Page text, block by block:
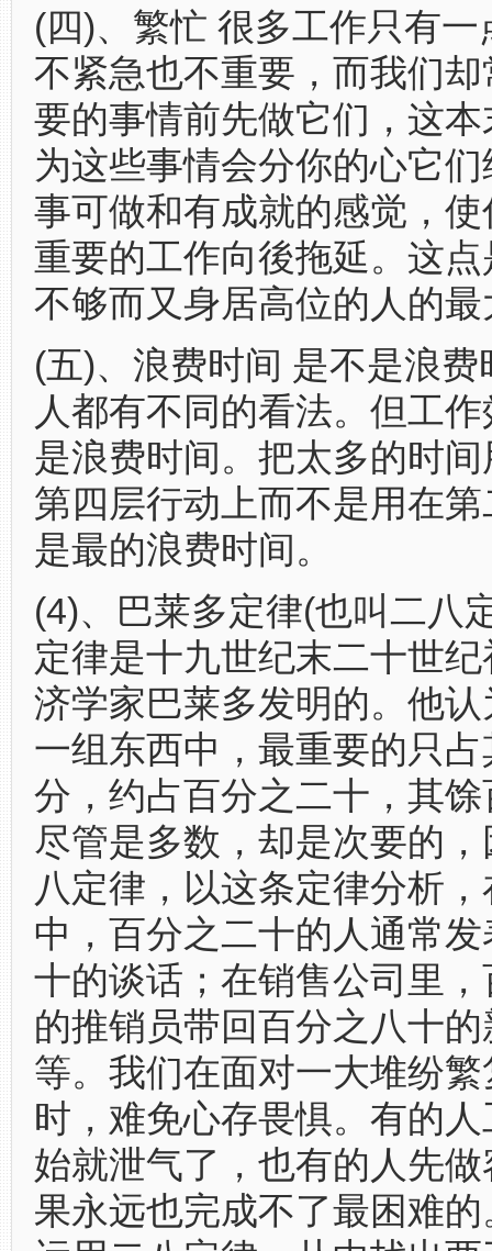
(四)、繁忙 很多工作只有一
不紧急也不重要，而我们
要的事情前先做它们，这
为这些事情会分你的心它
事可做和有成就的感觉，
重要的工作向後拖延。这
不够而又身居高位的人的
(五)、浪费时间 是不是浪费
人都有不同的看法。但工
是浪费时间。把太多的时
第四层行动上而不是用在
是最的浪费时间。
(4)、巴莱多定律(也叫二八
定律是十九世纪末二十世
济学家巴莱多发明的。他
一组东西中，最重要的只
分，约占百分之二十，其
尽管是多数，却是次要的
八定律，以这条定律分析
中，百分之二十的人通常
十的谈话；在销售公司里
的推销员带回百分之八十
等。我们在面对一大堆纷
时，难免心存畏惧。有的
始就泄气了，也有的人先
果永远也完成不了最困难